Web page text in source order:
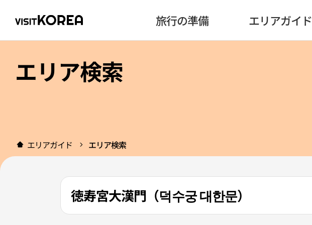
旅行の準備 エリアガイド
エリア検索
エリアガイド エリア検索
徳寿宮大漢門（덕수궁 대한문）